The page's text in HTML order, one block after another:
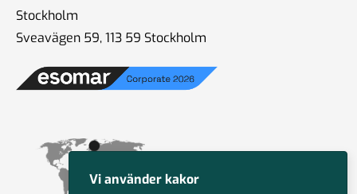
Stockholm
Sveavägen 59, 113 59 Stockholm
Vi använder kakor